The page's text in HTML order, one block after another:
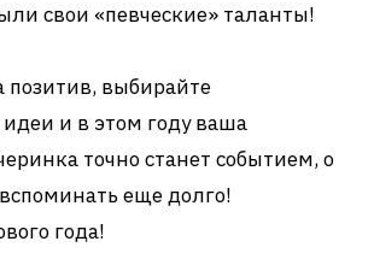
свои «певческие» таланты!
позитив, выбирайте
и в этом году ваша
точно станет событием, о
еще долго!
года!